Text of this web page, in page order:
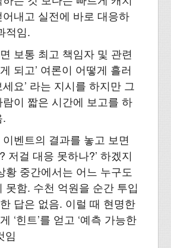
내고 실전에 바로 대응하
적임.
보통 최고 책임자 및 관련
되고’ 여론이 어떻게 흘러
요’ 라는 지시를 하지만 그
이 짧은 시간에 보고를 하
.
벤트의 결과를 놓고 보면
저걸 대응 못하나?’ 하겠지
황 중간에서는 어느 누구도
못함. 수천 억원을 순간 투입
답은 없음. 이럴 때 현명한
‘힌트’를 얻고 ‘예측 가능한
임